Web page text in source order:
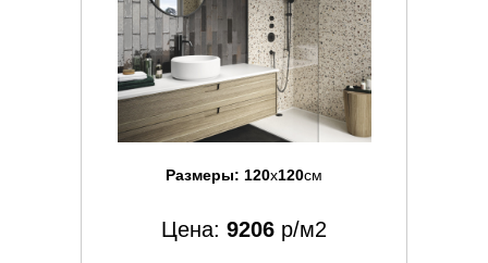
Размеры: 120x120см
Цена: 9206 р/м2